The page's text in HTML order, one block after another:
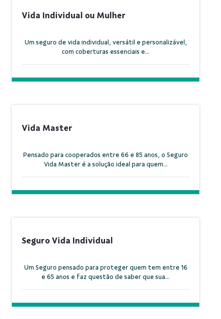
Vida Individual ou Mulher
Um seguro de vida individual, versátil e personalizável,
com coberturas essenciais e...
Vida Master
Pensado para cooperados entre 66 e 85 anos, o Seguro
Vida Master é a solução ideal para quem...
Seguro Vida Individual
Um Seguro pensado para proteger quem tem entre 16
e 65 anos e faz questão de saber que sua...